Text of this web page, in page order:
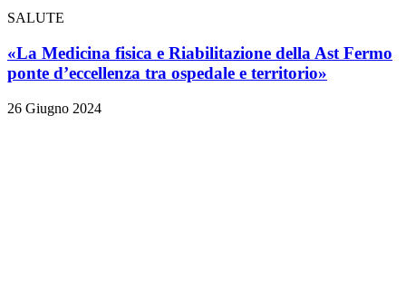
SALUTE
«La Medicina fisica e Riabilitazione della Ast Fermo
ponte d’eccellenza tra ospedale e territorio»
26 Giugno 2024